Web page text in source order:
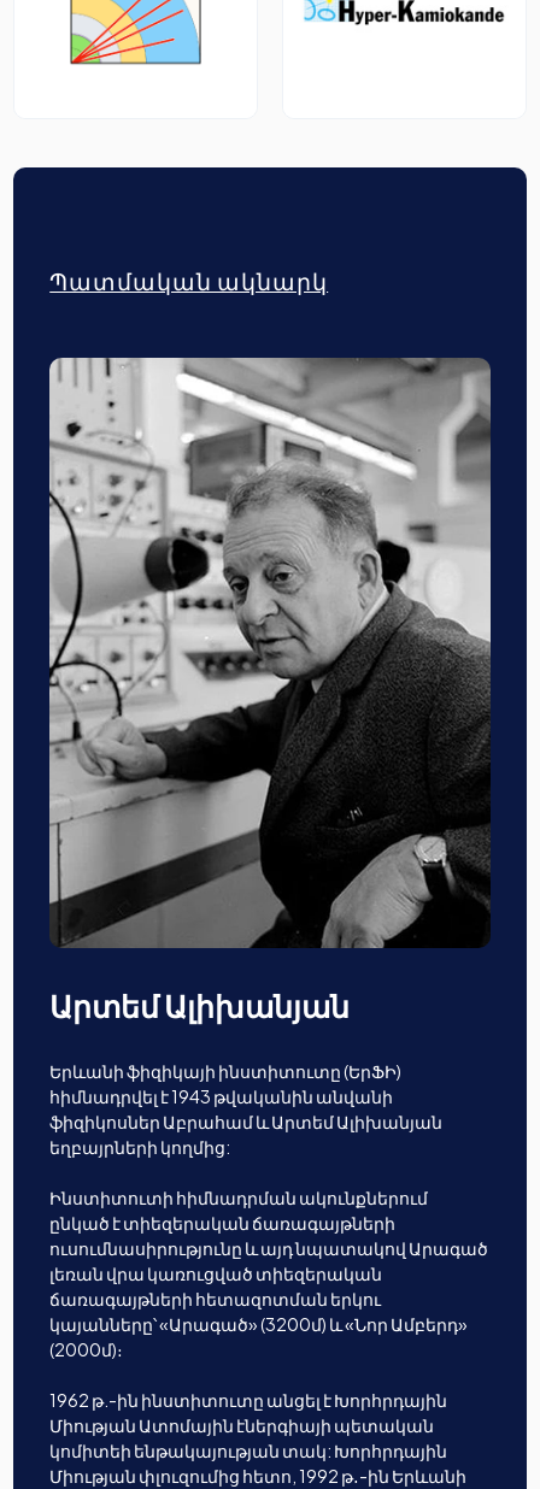
Պատմական ակնարկ
Արտեմ Ալիխանյան
Երևանի ֆիզիկայի ինստիտուտը (ԵրՖԻ)
հիմնադրվել է 1943 թվականին անվանի
ֆիզիկոսներ Աբրահամ և Արտեմ Ալիխանյան
եղբայրների կողմից:
Ինստիտուտի հիմնադրման ակունքներում
ընկած է տիեզերական ճառագայթների
ուսումնասիրությունը և այդ նպատակով Արագած
լեռան վրա կառուցված տիեզերական
ճառագայթների հետազոտման երկու
կայանները՝ «Արագած» (3200մ) և «Նոր Ամբերդ»
(2000մ)։
1962 թ.-ին ինստիտուտը անցել է Խորհրդային
Միության Ատոմային էներգիայի պետական
կոմիտեի ենթակայության տակ: Խորհրդային
Միության փլուզումից հետո, 1992 թ․-ին Երևանի